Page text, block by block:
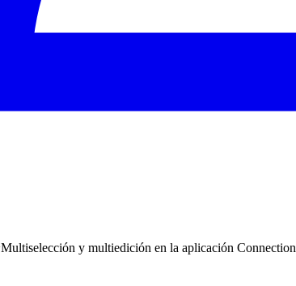
Multiselección y multiedición en la aplicación Connection